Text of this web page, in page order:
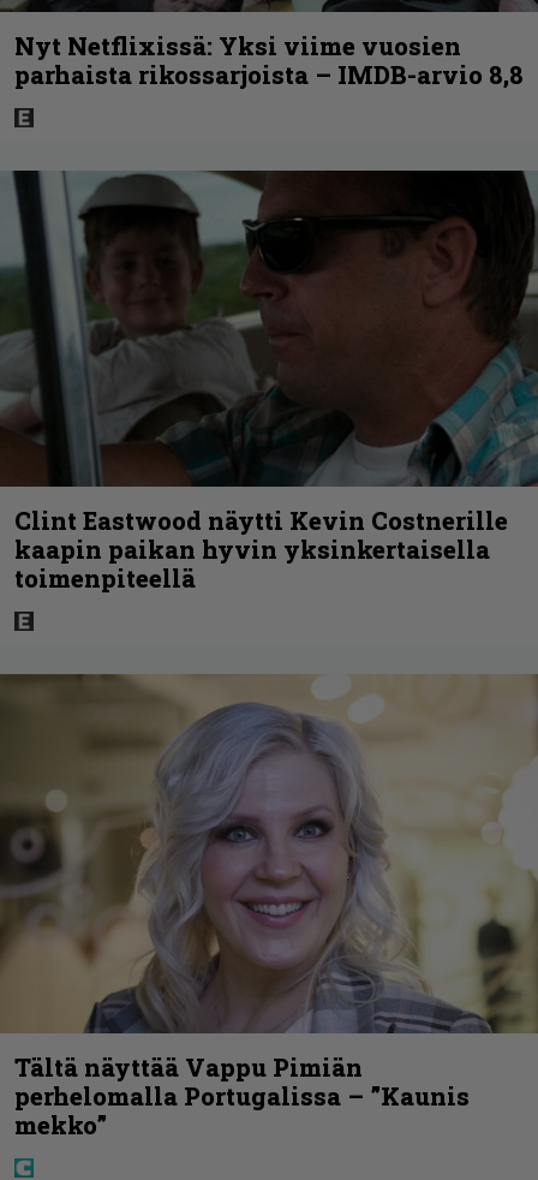
Nyt Netflixissä: Yksi viime vuosien
parhaista rikossarjoista – IMDB-arvio 8,8
Clint Eastwood näytti Kevin Costnerille
kaapin paikan hyvin yksinkertaisella
toimenpiteellä
Tältä näyttää Vappu Pimiän
perhelomalla Portugalissa – ”Kaunis
mekko”